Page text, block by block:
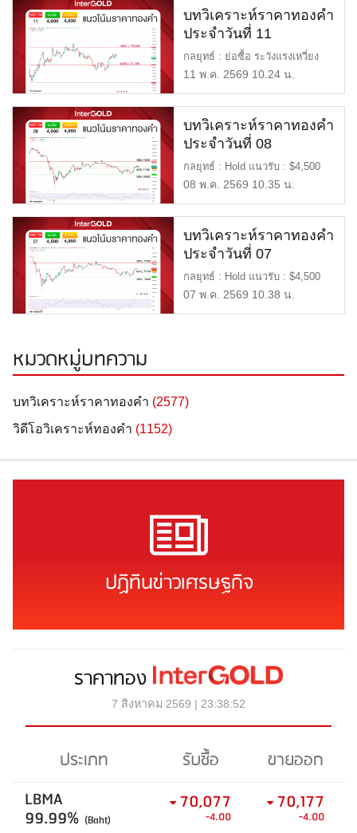
บทวิเคราะห์ราคาทองคำ
ประจำวันที่ 11
พฤษภาคม 2569
กลยุทธ์ : ย่อซื้อ ระวังแรงเหวี่ยง
จาก CPI–PPI และดีลภูมิ […]
11 พ.ค. 2569 10.24 น.
บทวิเคราะห์ราคาทองคำ
ประจำวันที่ 08
พฤษภาคม 2569
กลยุทธ์ : Hold แนวรับ : $4,500
หรือ 70,000 แนวต้าน : $4 […]
08 พ.ค. 2569 10.35 น.
บทวิเคราะห์ราคาทองคำ
ประจำวันที่ 07
พฤษภาคม 2569
กลยุทธ์ : Hold แนวรับ : $4,500
หรือ 70,000 แนวต้าน : $4 […]
07 พ.ค. 2569 10.38 น.
หมวดหมู่บทความ
บทวิเคราะห์ราคาทองคำ (2577)
วิดีโอวิเคราะห์ทองคำ (1152)
ปฏิทินข่าวเศรษฐกิจ
ราคาทอง
7 สิงหาคม 2569 | 23:38:52
ประเภท รับซื้อ
ขายออก
LBMA
99.99% (Baht)
70,077
-4.00
70,177
-4.00